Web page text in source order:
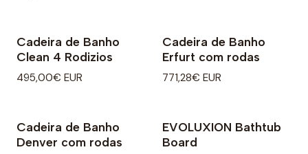
Cadeira de Banho
Clean 4 Rodizios
495,00€ EUR
Cadeira de Banho
Erfurt com rodas
771,28€ EUR
Cadeira de Banho
Denver com rodas
EVOLUXION Bathtub
Board